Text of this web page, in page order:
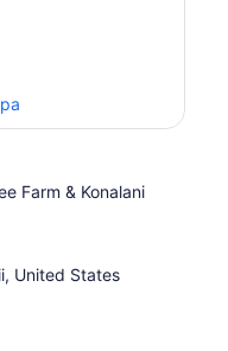
Farm & Konalani
United States